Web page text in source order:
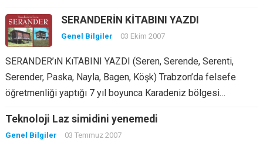
SERANDERİN KİTABINI YAZDI
Genel Bilgiler 03 Ekim 2007
SERANDER’ıN KıTABINI YAZDI (Seren, Serende, Serenti,
Serender, Paska, Nayla, Bagen, Köşk) Trabzon’da felsefe
öğretmenliği yaptığı 7 yıl boyunca Karadeniz bölgesi…
Teknoloji Laz simidini yenemedi
Genel Bilgiler 03 Temmuz 2007